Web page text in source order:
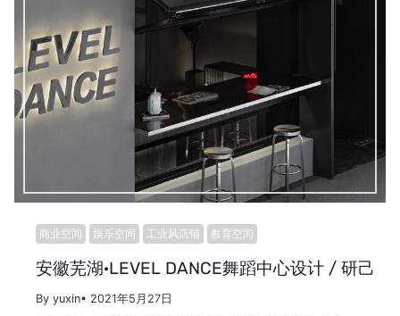
商业空间 娱乐空间 工业风店铺 教育空间
安徽芜湖·LEVEL DANCE舞蹈中心设计 / 研己
By yuxin• 2021年5月27日